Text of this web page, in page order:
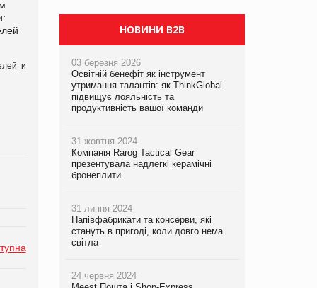
и
НОВИНИ B2B
03 березня 2026
Освітній бенефіт як інструмент
утримання талантів: як ThinkGlobal
підвищує лояльність та
продуктивність вашої команди
31 жовтня 2024
Компанія Rarog Tactical Gear
презентувала надлегкі керамічні
бронеплити
31 липня 2024
Напівфабрикати та консерви, які
стануть в пригоді, коли довго нема
світла
24 червня 2024